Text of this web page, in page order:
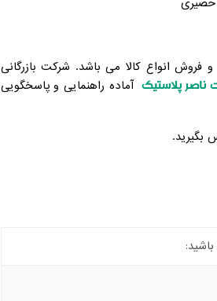
فروش انواع کالا می باشد. شرکت بازرگانی
ناصر پلاستیک آماده راهنمایی و پاسخگویی
بگیرید.